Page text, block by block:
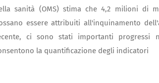
sanità (OMS) stima che 4,2 milioni di
essere attribuiti all'inquinamento
ci sono stati importanti progressi
la quantificazione degli indicatori